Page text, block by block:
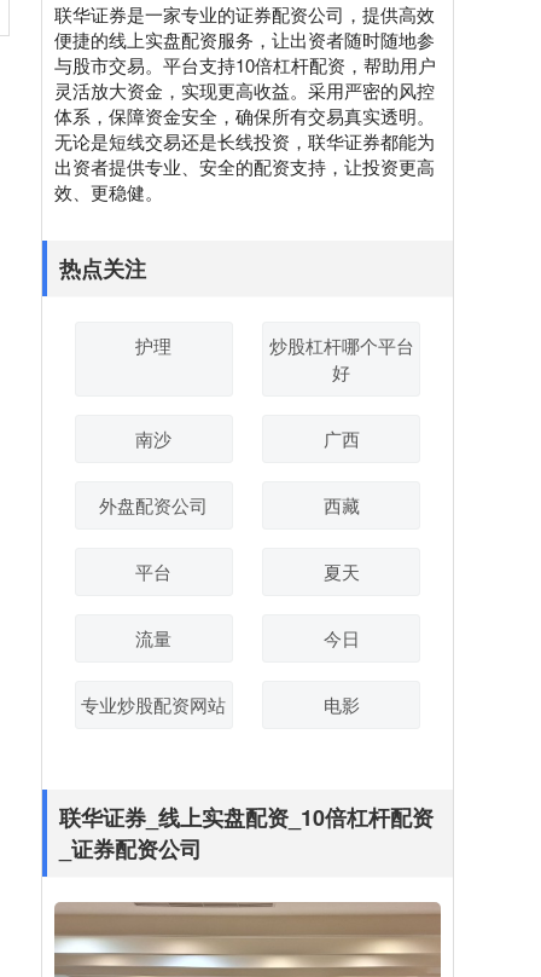
联华证券是一家专业的证券配资公司，提供高效
便捷的线上实盘配资服务，让出资者随时随地参
与股市交易。平台支持10倍杠杆配资，帮助用户
灵活放大资金，实现更高收益。采用严密的风控
体系，保障资金安全，确保所有交易真实透明。
无论是短线交易还是长线投资，联华证券都能为
出资者提供专业、安全的配资支持，让投资更高
效、更稳健。
热点关注
护理
炒股杠杆哪个平台
好
南沙 广西
外盘配资公司 西藏
平台 夏天
流量 今日
专业炒股配资网站 电影
联华证券_线上实盘配资_10倍杠杆配资
_证券配资公司